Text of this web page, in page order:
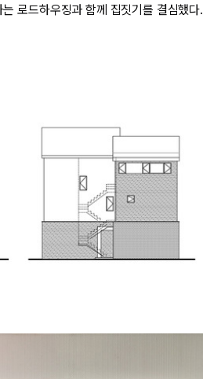
로드하우징과 함께 집짓기를 결심했다.